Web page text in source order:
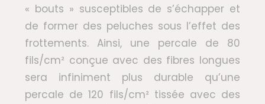
« bouts » susceptibles de s’échapper et
de former des peluches sous l’effet des
frottements. Ainsi, une percale de 80
fils/cm² conçue avec des fibres longues
sera infiniment plus durable qu’une
percale de 120 fils/cm² tissée avec des